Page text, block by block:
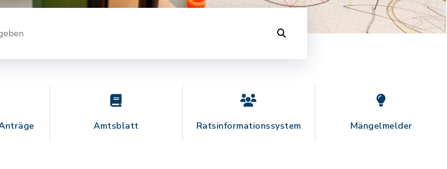
Amtsblatt Ratsinformationssystem Mängelmelder